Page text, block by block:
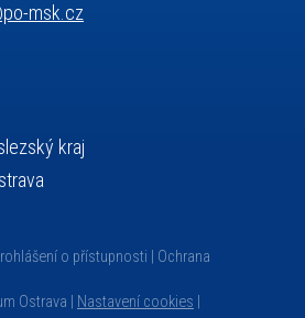
msk.cz
kraj
o přístupnosti
Ochrana
Ostrava |
Nastavení cookies